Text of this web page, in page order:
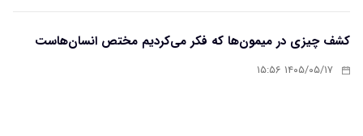
کشف چیزی در میمون‌ها که فکر می‌کردیم مختص انسان‌هاست
۱۴۰۵/۰۵/۱۷ ۱۵:۵۶